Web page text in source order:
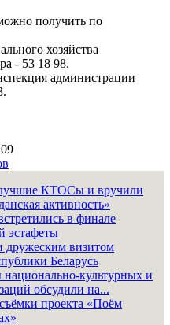
получить по
хозяйства
- 53 18 98.
администрации
КТОСы и вручили
активность»
в финале
эстафеты
визитом
Беларусь
культурных и
обсудили на...
проекта «Поём